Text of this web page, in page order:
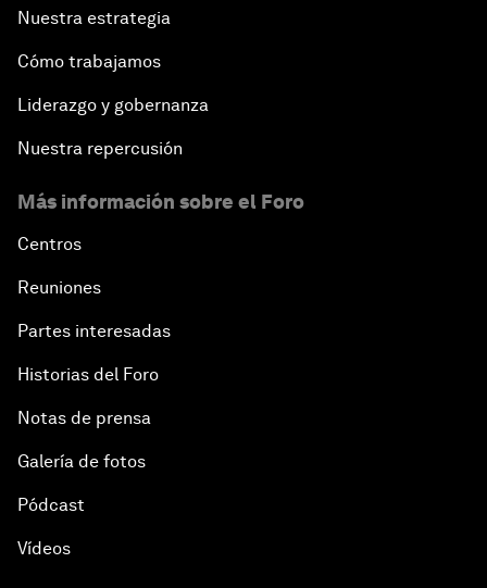
Nuestra estrategia
Cómo trabajamos
Liderazgo y gobernanza
Nuestra repercusión
Más información sobre el Foro
Centros
Reuniones
Partes interesadas
Historias del Foro
Notas de prensa
Galería de fotos
Pódcast
Vídeos